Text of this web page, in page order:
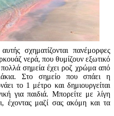
σχηματίζονται πανέμορφες
νερά, που θυμίζουν εξωτικό
σημεία έχει ροζ χρώμα από
Στο σημείο που σπάει η
το 1 μέτρο και δημιουργείται
για παιδιά. Μπορείτε με λίγη
έχοντας μαζί σας ακόμη και τα